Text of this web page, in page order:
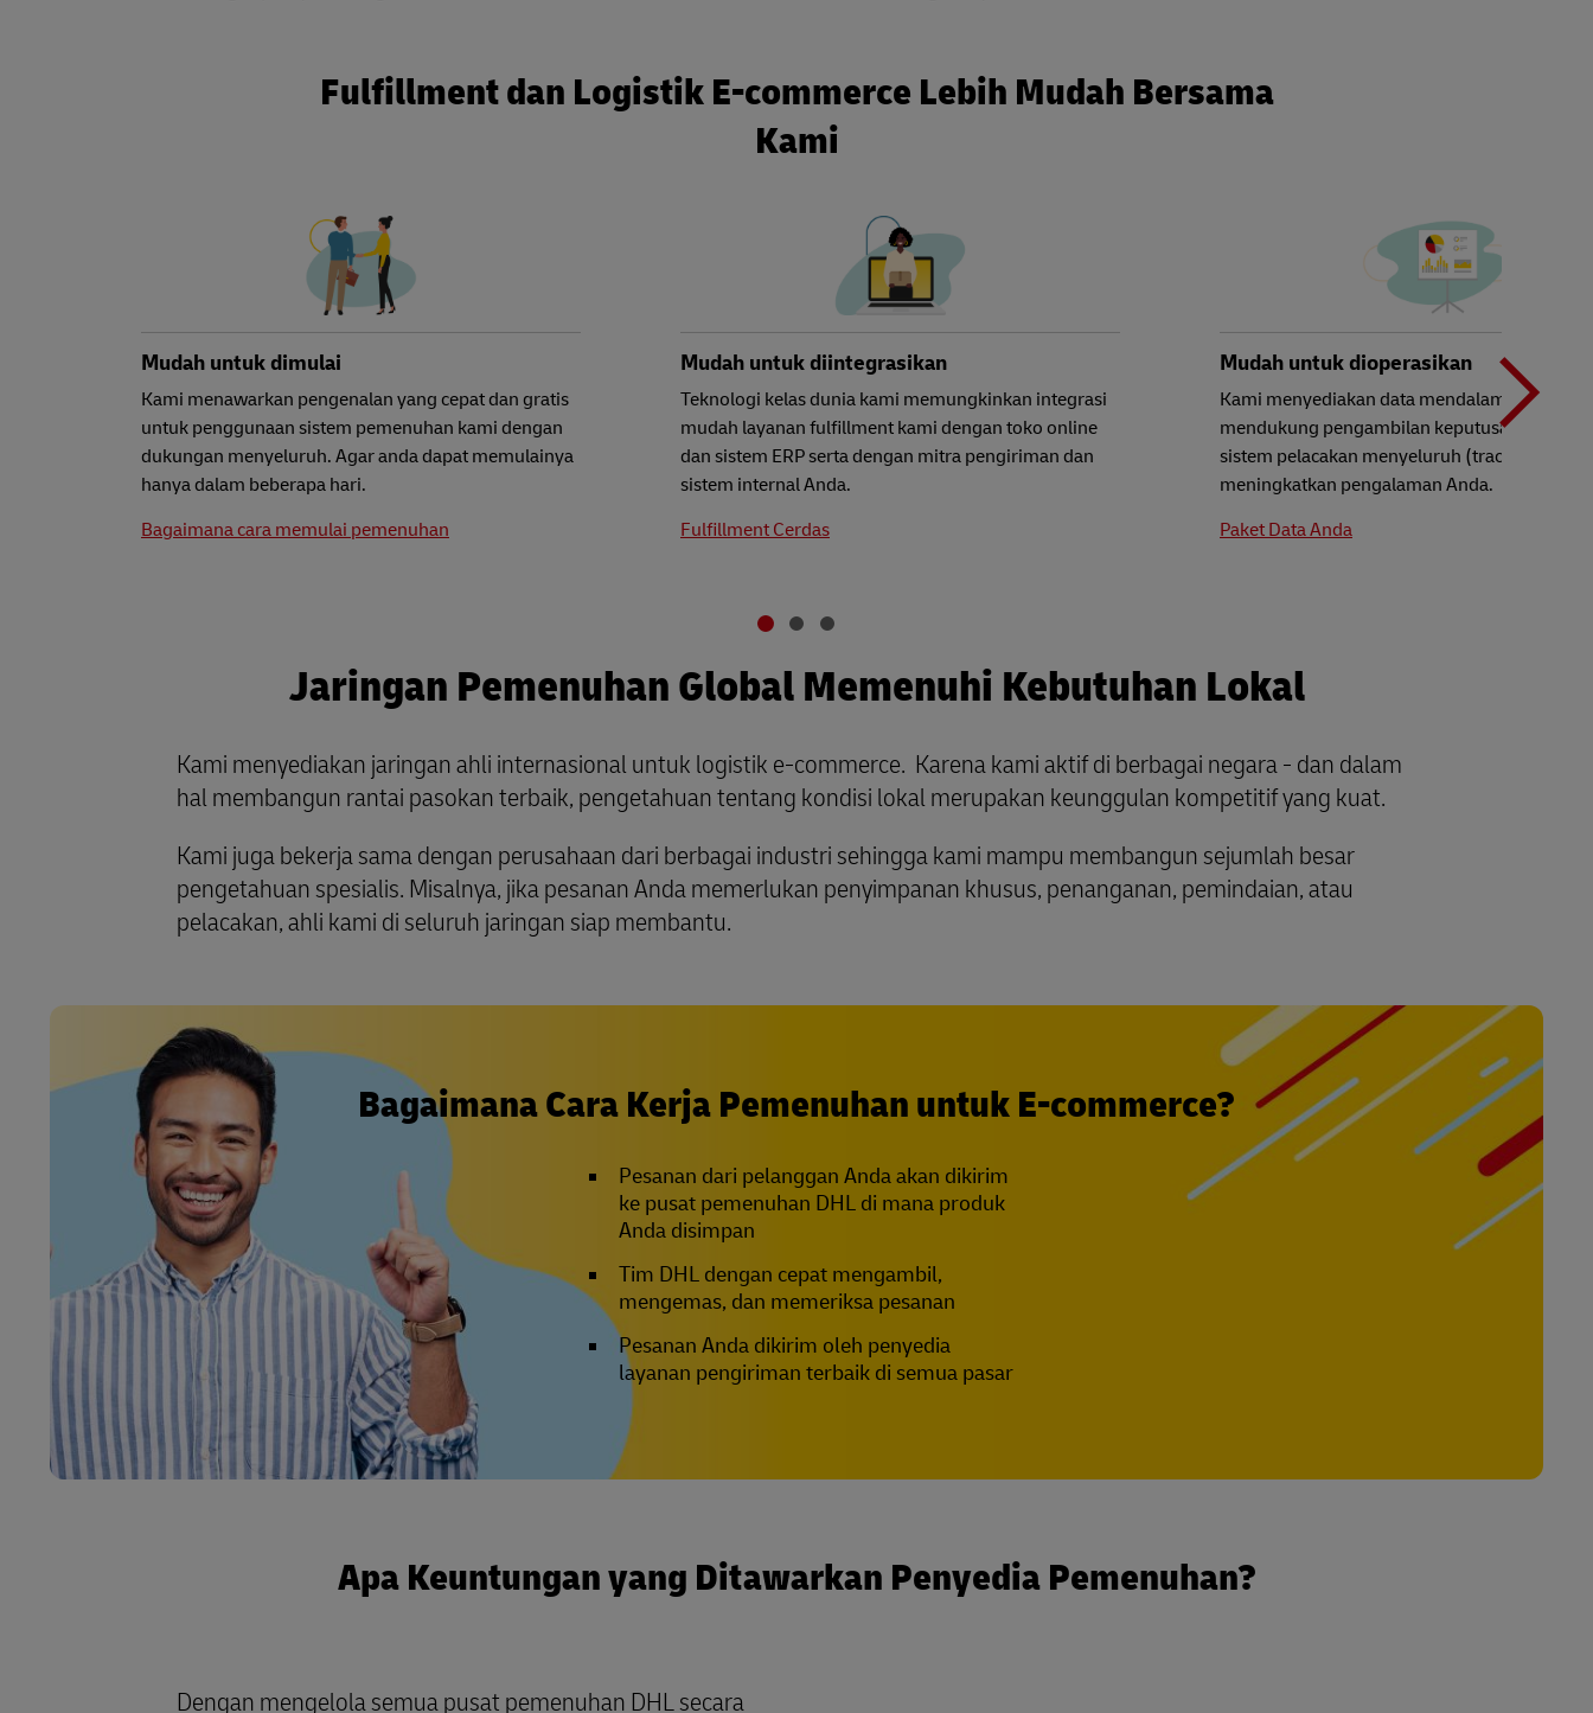
Fulfillment dan Logistik E-commerce Lebih Mudah Bersama
Kami
Mudah untuk dimulai
Kami menawarkan pengenalan yang cepat dan gratis
untuk penggunaan sistem pemenuhan kami dengan
dukungan menyeluruh. Agar anda dapat memulainya
hanya dalam beberapa hari.
Bagaimana cara memulai pemenuhan
Mudah untuk diintegrasikan
Teknologi kelas dunia kami memungkinkan integrasi
mudah layanan fulfillment kami dengan toko online
dan sistem ERP serta dengan mitra pengiriman dan
sistem internal Anda.
Fulfillment Cerdas
Mudah untuk dioperasikan
Kami menyediakan data mendalam untuk
mendukung pengambilan keputusan Anda,
sistem pelacakan menyeluruh (track and
meningkatkan pengalaman Anda.
Paket Data Anda
Jaringan Pemenuhan Global Memenuhi Kebutuhan Lokal
Kami menyediakan jaringan ahli internasional untuk logistik e-commerce. Karena kami aktif di berbagai negara - dan dalam
hal membangun rantai pasokan terbaik, pengetahuan tentang kondisi lokal merupakan keunggulan kompetitif yang kuat.
Kami juga bekerja sama dengan perusahaan dari berbagai industri sehingga kami mampu membangun sejumlah besar
pengetahuan spesialis. Misalnya, jika pesanan Anda memerlukan penyimpanan khusus, penanganan, pemindaian, atau
pelacakan, ahli kami di seluruh jaringan siap membantu.
Bagaimana Cara Kerja Pemenuhan untuk E-commerce?
Pesanan dari pelanggan Anda akan dikirim
ke pusat pemenuhan DHL di mana produk
Anda disimpan
Tim DHL dengan cepat mengambil,
mengemas, dan memeriksa pesanan
Pesanan Anda dikirim oleh penyedia
layanan pengiriman terbaik di semua pasar
Apa Keuntungan yang Ditawarkan Penyedia Pemenuhan?
Dengan mengelola semua pusat pemenuhan DHL secara